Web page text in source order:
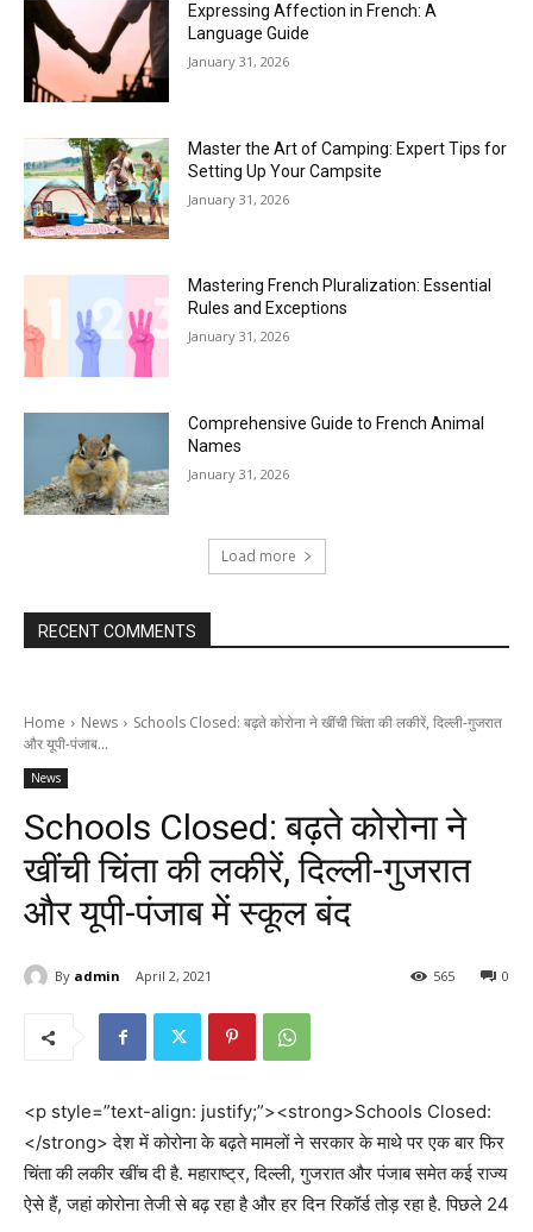
Expressing Affection in French: A
Language Guide
January 31, 2026
Master the Art of Camping: Expert Tips for
Setting Up Your Campsite
January 31, 2026
Mastering French Pluralization: Essential
Rules and Exceptions
January 31, 2026
Comprehensive Guide to French Animal
Names
January 31, 2026
Load more
RECENT COMMENTS